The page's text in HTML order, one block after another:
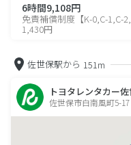
6時間9,108円
免責補償制度【K-0,C-1,C-
1,430円
佐世保駅から 151m
トヨタレンタカー
佐世保市白南風町5-17